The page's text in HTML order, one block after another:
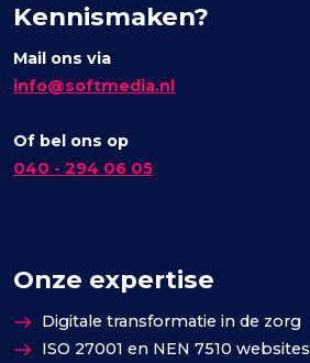
Kennismaken?
Mail ons via
info@softmedia.nl
Of bel ons op
040 - 294 06 05
Onze expertise
Digitale transformatie in de zorg
ISO 27001 en NEN 7510 websites